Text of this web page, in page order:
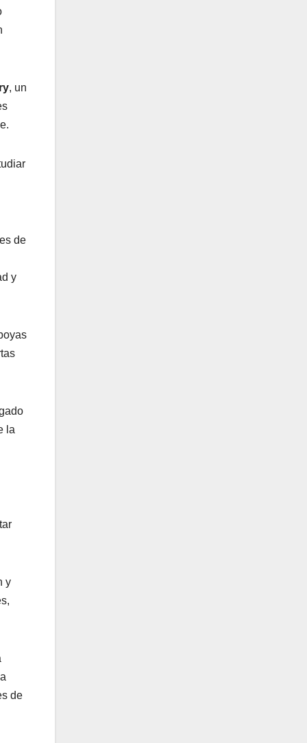
, un
de
y
la
y
de